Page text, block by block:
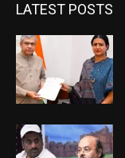
LATEST POSTS